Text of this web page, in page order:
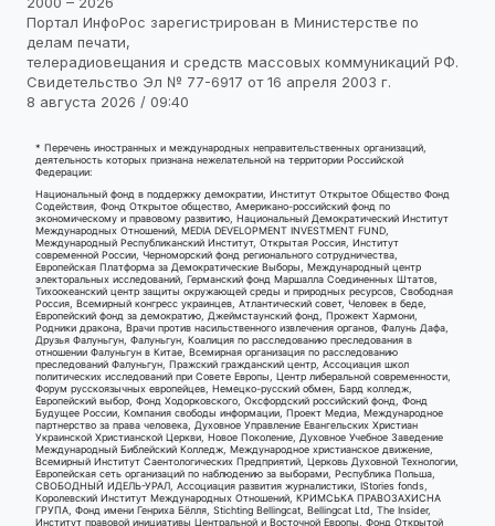
Портал ИнфоРос зарегистрирован в Министерстве по
делам печати,
телерадиовещания и средств массовых коммуникаций РФ.
Свидетельство Эл № 77-6917 от 16 апреля 2003 г.
8 августа 2026 / 09:40